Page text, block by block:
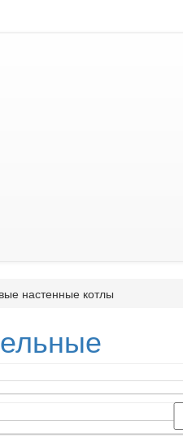
настенные котлы